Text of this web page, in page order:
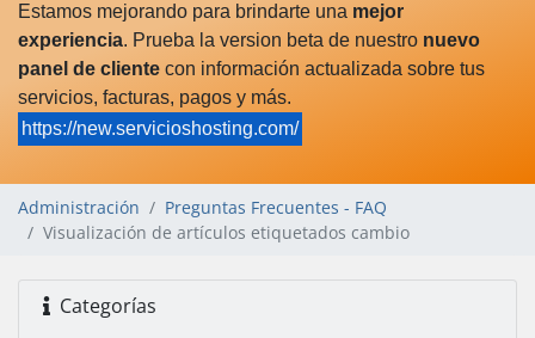
Estamos mejorando para brindarte una mejor
experiencia. Prueba la version beta de nuestro nuevo
panel de cliente con información actualizada sobre tus
servicios, facturas, pagos y más.
https://new.servicioshosting.com/
Administración
Preguntas Frecuentes - FAQ
Visualización de artículos etiquetados cambio
Categorías